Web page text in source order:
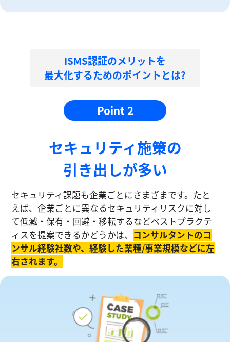
ISMS認証のメリットを
最大化するためのポイントとは?
Point 2
セキュリティ施策の
引き出しが多い
セキュリティ課題も企業ごとにさまざまです。たと
えば、企業ごとに異なるセキュリティリスクに対し
て低減・保有・回避・移転するなどベストプラクテ
ィスを提案できるかどうかは、 コンサルタントのコ
ンサル経験社数や、経験した業種/事業規模などに左
右されます。